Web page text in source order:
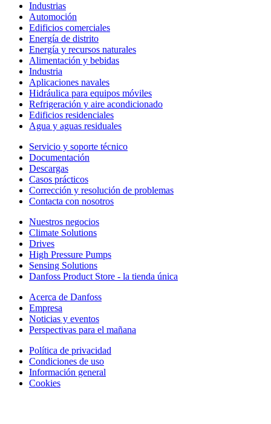
Industrias
Automoción
Edificios comerciales
Energía de distrito
Energía y recursos naturales
Alimentación y bebidas
Industria
Aplicaciones navales
Hidráulica para equipos móviles
Refrigeración y aire acondicionado
Edificios residenciales
Agua y aguas residuales
Servicio y soporte técnico
Documentación
Descargas
Casos prácticos
Corrección y resolución de problemas
Contacta con nosotros
Nuestros negocios
Climate Solutions
Drives
High Pressure Pumps
Sensing Solutions
Danfoss Product Store - la tienda única
Acerca de Danfoss
Empresa
Noticias y eventos
Perspectivas para el mañana
Política de privacidad
Condiciones de uso
Información general
Cookies